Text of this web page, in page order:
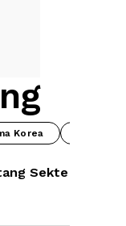
Korea
Sekte